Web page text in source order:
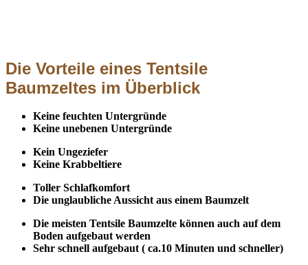
Die Vorteile eines Tentsile
Baumzeltes im Überblick
Keine feuchten Untergründe
Keine unebenen Untergründe
Kein Ungeziefer
Keine Krabbeltiere
Toller Schlafkomfort
Die unglaubliche Aussicht aus einem Baumzelt
Die meisten Tentsile Baumzelte können auch auf dem
Boden aufgebaut werden
Sehr schnell aufgebaut ( ca.10 Minuten und schneller)